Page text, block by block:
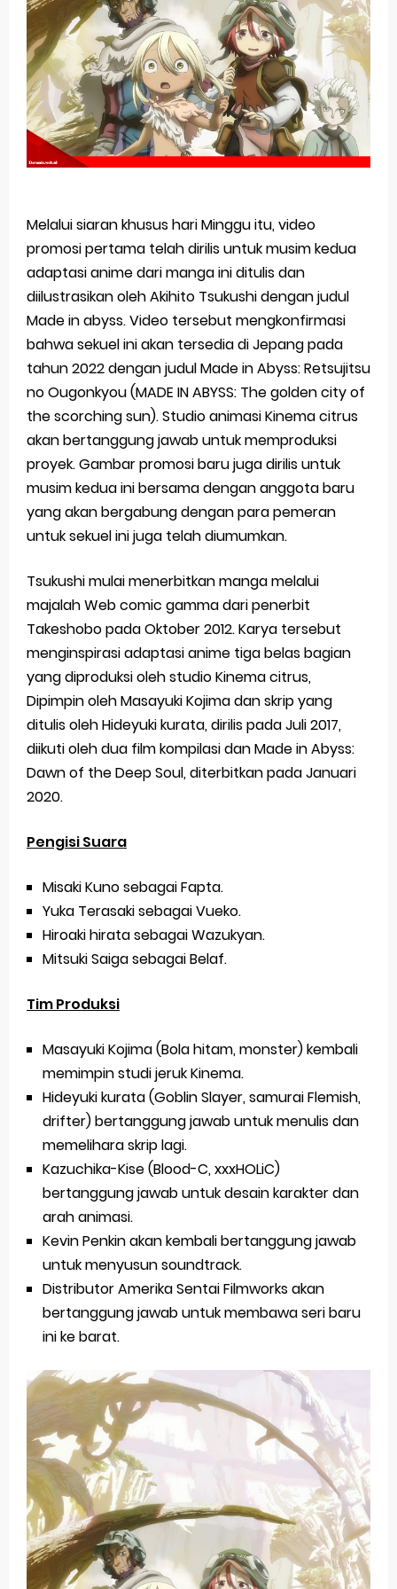
Basketball Project ZERO RISE Gets Anime
Jujutsu Kaisen Season 3 New Visual
The Case Book of Arne Reveals New Visual and Trailer
Cosmic Princess Kaguya! Upcoming Netflix Feature Anime
Friday, 7 August
Melalui siaran khusus hari Minggu itu, video
promosi pertama telah dirilis untuk musim kedua
adaptasi anime dari manga ini ditulis dan
diilustrasikan oleh Akihito Tsukushi dengan judul
Made in abyss. Video tersebut mengkonfirmasi
bahwa sekuel ini akan tersedia di Jepang pada
tahun 2022 dengan judul Made in Abyss: Retsujitsu
no Ougonkyou (MADE IN ABYSS: The golden city of
the scorching sun). Studio animasi Kinema citrus
akan bertanggung jawab untuk memproduksi
proyek. Gambar promosi baru juga dirilis untuk
musim kedua ini bersama dengan anggota baru
yang akan bergabung dengan para pemeran
untuk sekuel ini juga telah diumumkan.
Tsukushi mulai menerbitkan manga melalui
majalah Web comic gamma dari penerbit
Takeshobo pada Oktober 2012. Karya tersebut
menginspirasi adaptasi anime tiga belas bagian
yang diproduksi oleh studio Kinema citrus,
Dipimpin oleh Masayuki Kojima dan skrip yang
ditulis oleh Hideyuki kurata, dirilis pada Juli 2017,
diikuti oleh dua film kompilasi dan Made in Abyss:
Dawn of the Deep Soul, diterbitkan pada Januari
2020.
Pengisi Suara
Misaki Kuno sebagai Fapta.
Yuka Terasaki sebagai Vueko.
Hiroaki hirata sebagai Wazukyan.
Mitsuki Saiga sebagai Belaf.
Tim Produksi
Masayuki Kojima (Bola hitam, monster) kembali
memimpin studi jeruk Kinema.
Hideyuki kurata (Goblin Slayer, samurai Flemish,
drifter) bertanggung jawab untuk menulis dan
memelihara skrip lagi.
Kazuchika-Kise (Blood-C, xxxHOLiC)
bertanggung jawab untuk desain karakter dan
arah animasi.
Kevin Penkin akan kembali bertanggung jawab
untuk menyusun soundtrack.
Distributor Amerika Sentai Filmworks akan
bertanggung jawab untuk membawa seri baru
ini ke barat.